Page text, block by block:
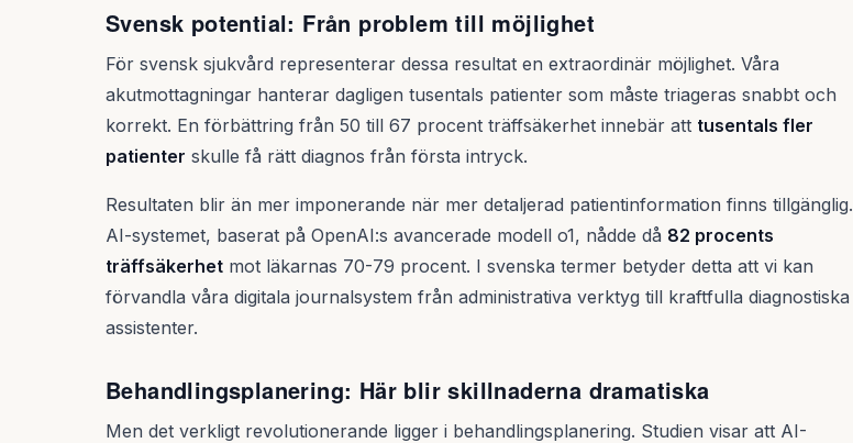
Svensk potential: Från problem till möjlighet
För svensk sjukvård representerar dessa resultat en extraordinär möjlighet. Våra
akutmottagningar hanterar dagligen tusentals patienter som måste triageras snabbt och
korrekt. En förbättring från 50 till 67 procent träffsäkerhet innebär att tusentals fler
patienter skulle få rätt diagnos från första intryck.
Resultaten blir än mer imponerande när mer detaljerad patientinformation finns tillgänglig.
AI-systemet, baserat på OpenAI:s avancerade modell o1, nådde då 82 procents
träffsäkerhet mot läkarnas 70-79 procent. I svenska termer betyder detta att vi kan
förvandla våra digitala journalsystem från administrativa verktyg till kraftfulla diagnostiska
assistenter.
Behandlingsplanering: Här blir skillnaderna dramatiska
Men det verkligt revolutionerande ligger i behandlingsplanering. Studien visar att AI-